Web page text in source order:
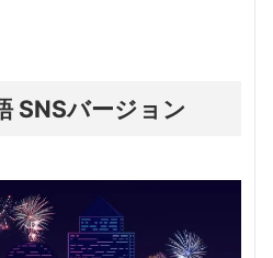
SNSバージョン